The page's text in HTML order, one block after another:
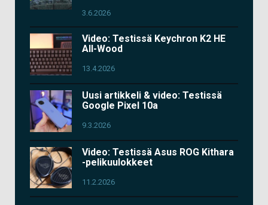
3.6.2026
Video: Testissä Keychron K2 HE
All-Wood
13.4.2026
Uusi artikkeli & video: Testissä
Google Pixel 10a
9.3.2026
Video: Testissä Asus ROG Kithara
-pelikuulokkeet
11.2.2026